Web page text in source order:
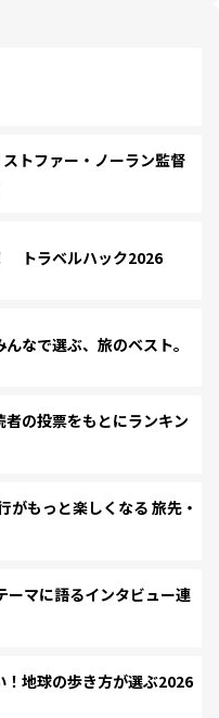
トファー・ノーラン監督
トラベルハック2026
なで選ぶ、旅のベスト。
の投票をもとにランキン
もっと楽しくなる 旅先・
ーマに語るインタビュー連
地球の歩き方が選ぶ2026